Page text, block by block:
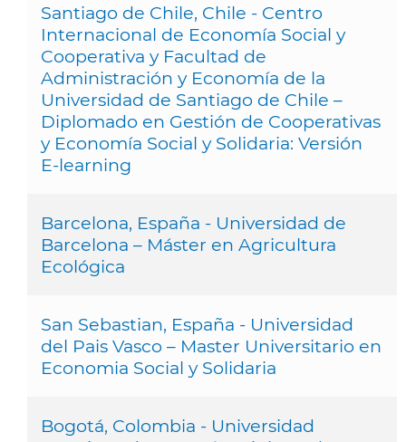
Santiago de Chile, Chile - Centro
Internacional de Economía Social y
Cooperativa y Facultad de
Administración y Economía de la
Universidad de Santiago de Chile –
Diplomado en Gestión de Cooperativas
y Economía Social y Solidaria: Versión
E-learning
Barcelona, España - Universidad de
Barcelona – Máster en Agricultura
Ecológica
San Sebastian, España - Universidad
del Pais Vasco – Master Universitario en
Economia Social y Solidaria
Bogotá, Colombia - Universidad